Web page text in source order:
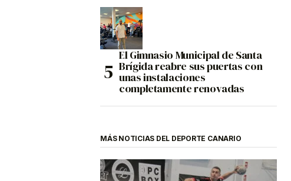
El Gimnasio Municipal de Santa
Brígida reabre sus puertas con
unas instalaciones
completamente renovadas
MÁS NOTICIAS DEL DEPORTE CANARIO